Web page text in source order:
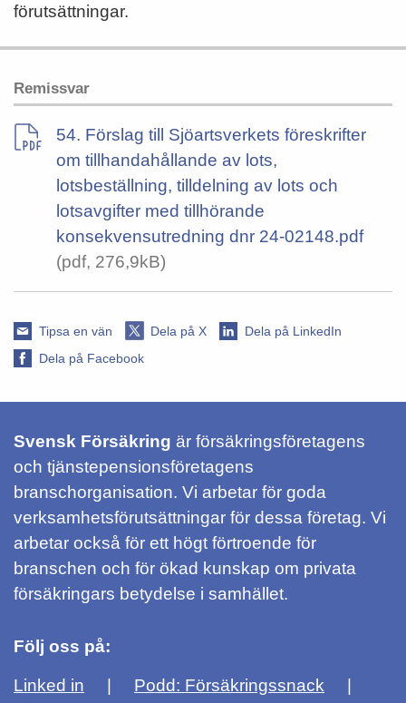
förutsättningar.
Remissvar
54. Förslag till Sjöartsverkets föreskrifter
om tillhandahållande av lots,
lotsbeställning, tilldelning av lots och
lotsavgifter med tillhörande
konsekvensutredning dnr 24-02148.pdf
(pdf, 276,9kB)
Tipsa en vän Dela på X
Dela på LinkedIn
Dela på Facebook
Svensk Försäkring är försäkringsföretagens
och tjänstepensionsföretagens
branschorganisation. Vi arbetar för goda
verksamhetsförutsättningar för dessa företag. Vi
arbetar också för ett högt förtroende för
branschen och för ökad kunskap om privata
försäkringars betydelse i samhället.
Följ oss på:
Linked in
Podd: Försäkringssnack